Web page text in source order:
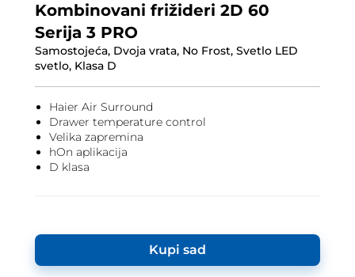
Kombinovani frižideri 2D 60
Serija 3 PRO
Samostojeća, Dvoja vrata, No Frost, Svetlo LED
svetlo, Klasa D
Haier Air Surround
Drawer temperature control
Velika zapremina
hOn aplikacija
D klasa
Kupi sad